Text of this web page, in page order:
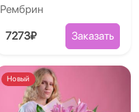
Рембрин
7273₽ Заказать
Новый